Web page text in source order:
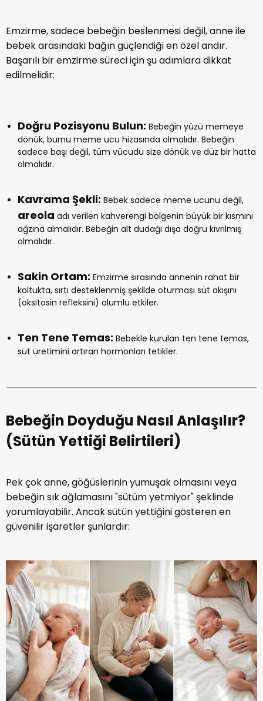
Emzirme, sadece bebeğin beslenmesi değil, anne ile
bebek arasındaki bağın güçlendiği en özel andır.
Başarılı bir emzirme süreci için şu adımlara dikkat
edilmelidir:
Doğru Pozisyonu Bulun: Bebeğin yüzü memeye
dönük, burnu meme ucu hizasında olmalıdır. Bebeğin
sadece başı değil, tüm vücudu size dönük ve düz bir hatta
olmalıdır.
Kavrama Şekli: Bebek sadece meme ucunu değil,
areola adı verilen kahverengi bölgenin büyük bir kısmını
ağzına almalıdır. Bebeğin alt dudağı dışa doğru kıvrılmış
olmalıdır.
Sakin Ortam: Emzirme sırasında annenin rahat bir
koltukta, sırtı desteklenmiş şekilde oturması süt akışını
(oksitosin refleksini) olumlu etkiler.
Ten Tene Temas: Bebekle kurulan ten tene temas,
süt üretimini artıran hormonları tetikler.
Bebeğin Doyduğu Nasıl Anlaşılır?
(Sütün Yettiği Belirtileri)
Pek çok anne, göğüslerinin yumuşak olmasını veya
bebeğin sık ağlamasını "sütüm yetmiyor" şeklinde
yorumlayabilir. Ancak sütün yettiğini gösteren en
güvenilir işaretler şunlardır: